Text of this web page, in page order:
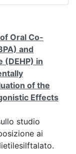
Oral Co-
and
(DEHP) in
of the
Effects
studio
ai